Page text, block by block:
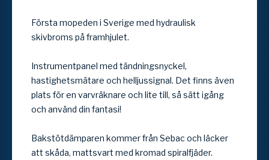
Första mopeden i Sverige med hydraulisk
skivbroms på framhjulet.
Instrumentpanel med tändningsnyckel,
hastighetsmätare och helljussignal. Det finns även
plats för en varvräknare och lite till, så sätt igång
och använd din fantasi!
Bakstötdämparen kommer från Sebac och läcker
att skåda, mattsvart med kromad spiralfjäder.